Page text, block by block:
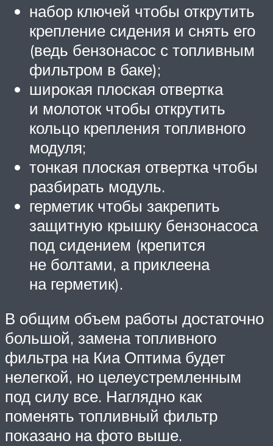
набор ключей чтобы открутить
крепление сидения и снять его
(ведь бензонасос с топливным
фильтром в баке);
широкая плоская отвертка
и молоток чтобы открутить
кольцо крепления топливного
модуля;
тонкая плоская отвертка чтобы
разбирать модуль.
герметик чтобы закрепить
защитную крышку бензонасоса
под сидением (крепится
не болтами, а приклеена
на герметик).
В общим объем работы достаточно
большой, замена топливного
фильтра на Киа Оптима будет
нелегкой, но целеустремленным
под силу все. Наглядно как
поменять топливный фильтр
показано на фото выше.